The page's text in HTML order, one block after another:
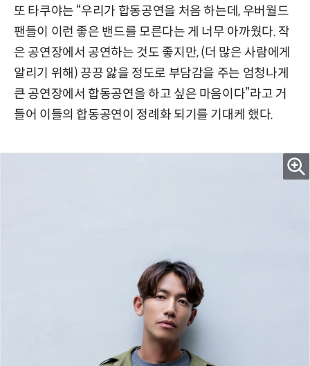
또 타쿠야는 “우리가 합동공연을 처음 하는데, 우버월드
팬들이 이런 좋은 밴드를 모른다는 게 너무 아까웠다. 작
은 공연장에서 공연하는 것도 좋지만, (더 많은 사람에게
알리기 위해) 끙끙 앓을 정도로 부담감을 주는 엄청나게
큰 공연장에서 합동공연을 하고 싶은 마음이다”라고 거
들어 이들의 합동공연이 정례화 되기를 기대케 했다.